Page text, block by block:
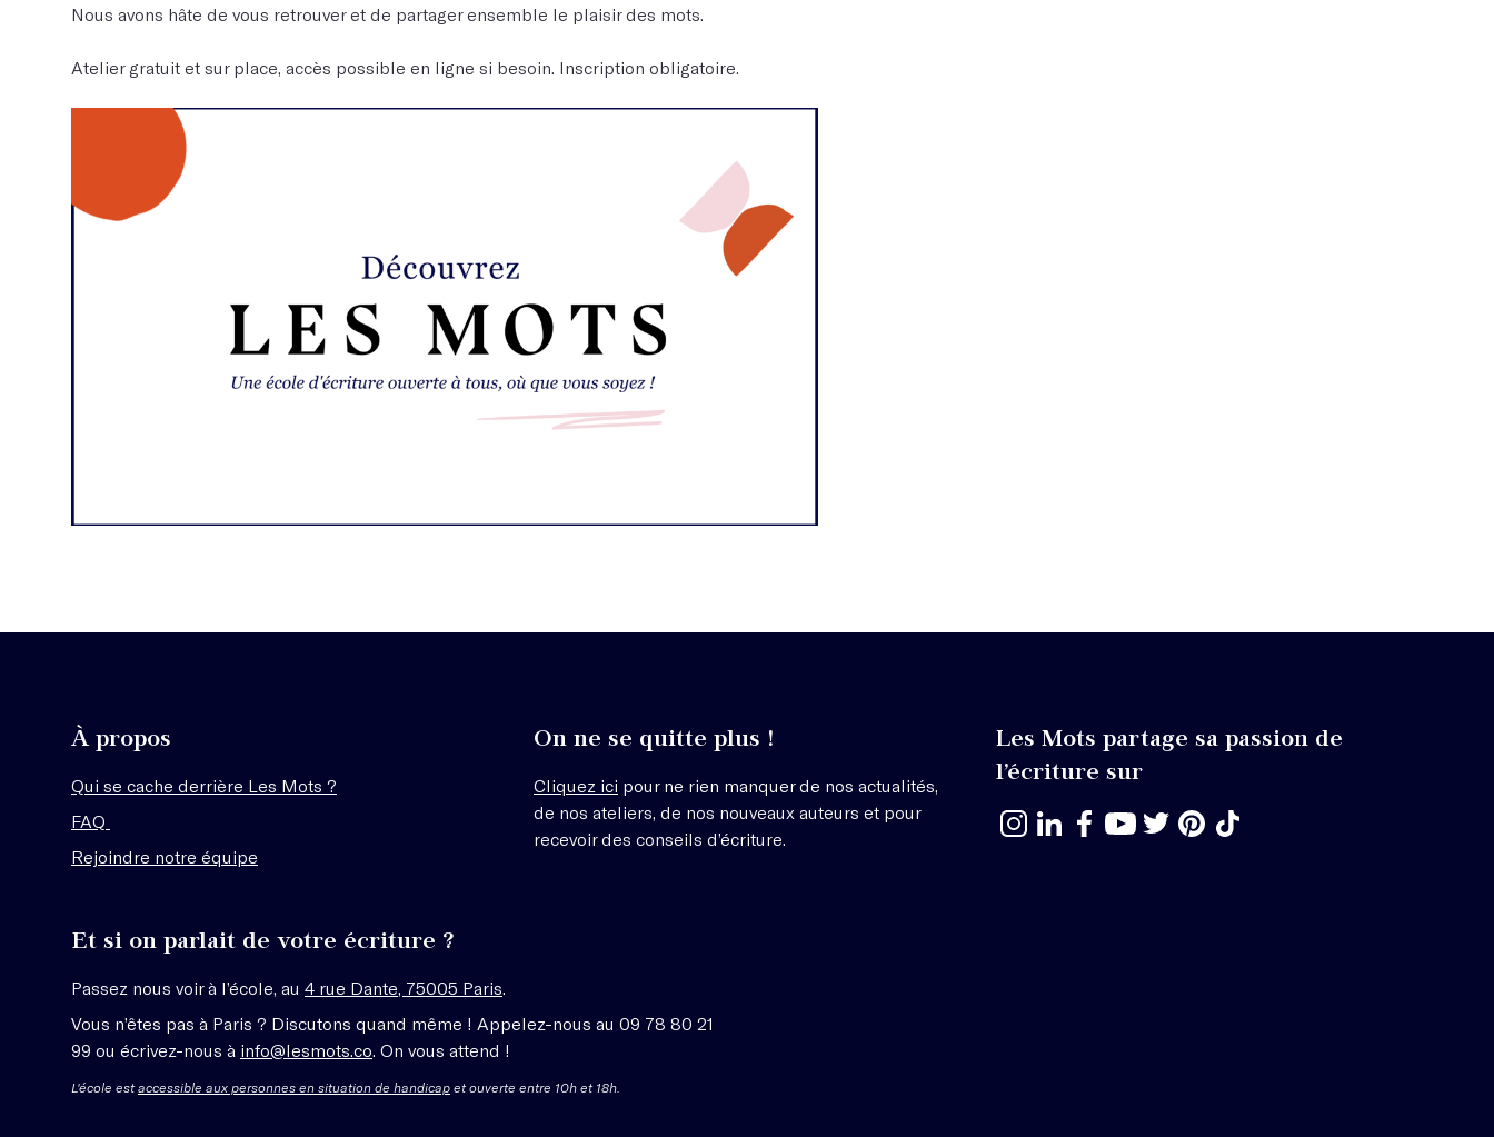
Nous avons hâte de vous retrouver et de partager ensemble le plaisir des mots.
Atelier gratuit et sur place, accès possible en ligne si besoin. Inscription obligatoire.
À propos
Qui se cache derrière Les Mots ?
FAQ
Rejoindre notre équipe
On ne se quitte plus !
Cliquez ici pour ne rien manquer de nos actualités,
de nos ateliers, de nos nouveaux auteurs et pour
recevoir des conseils d’écriture.
Les Mots partage sa passion de
l’écriture sur
Et si on parlait de votre écriture ?
Passez nous voir à l’école, au 4 rue Dante, 75005 Paris
Vous n’êtes pas à Paris ? Discutons quand même ! Appelez-nous au 09 78 80 21
99 ou écrivez-nous à info@lesmots.co . On vous attend !
L'école estaccessible aux personnes en situation de handicap et ouverte entre 10h et 18h.